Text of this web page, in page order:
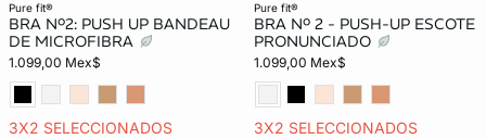
pure fit®
BRA Nº2: PUSH UP BANDEAU
DE MICROFIBRA
1.099,00 Mex$
3X2 SELECCIONADOS
pure fit®
BRA Nº 2 - PUSH-UP ESCOTE
PRONUNCIADO
1.099,00 Mex$
3X2 SELECCIONADOS